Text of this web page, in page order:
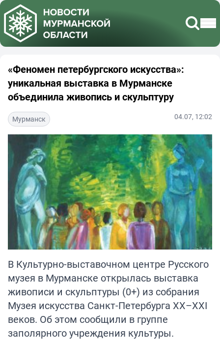
«Феномен петербургского искусства»:
уникальная выставка в Мурманске
объединила живопись и скульптуру
Мурманск 04.07, 12:02
В Культурно-выставочном центре Русского
музея в Мурманске открылась выставка
живописи и скульптуры (0+) из собрания
Музея искусства Санкт-Петербурга XX–XXI
веков. Об этом сообщили в группе
заполярного учреждения культуры.